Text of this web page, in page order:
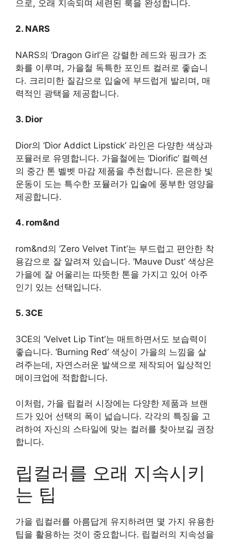
으로, 오래 지속되며 세련된 룩을 완성합니다.
2. NARS
NARS의 ‘Dragon Girl’은 강렬한 레드와 핑크가 조
화를 이루며, 가을철 독특한 포인트 컬러로 좋습니
다. 크리미한 질감으로 입술에 부드럽게 발리며, 매
력적인 광택을 제공합니다.
3. Dior
Dior의 ‘Dior Addict Lipstick’ 라인은 다양한 색상과
포뮬러로 유명합니다. 가을철에는 ‘Diorific’ 컬렉션
의 중간 톤 벨벳 마감 제품을 추천합니다. 은은한 빛
운동이 도는 특수한 포뮬러가 입술에 풍부한 영양을
제공합니다.
4. rom&nd
rom&nd의 ‘Zero Velvet Tint’는 부드럽고 편안한 착
용감으로 잘 알려져 있습니다. ‘Mauve Dust’ 색상은
가을에 잘 어울리는 따뜻한 톤을 가지고 있어 아주
인기 있는 선택입니다.
5. 3CE
3CE의 ‘Velvet Lip Tint’는 매트하면서도 보습력이
좋습니다. ‘Burning Red’ 색상이 가을의 느낌을 살
려주는데, 자연스러운 발색으로 제작되어 일상적인
메이크업에 적합합니다.
이처럼, 가을 립컬러 시장에는 다양한 제품과 브랜
드가 있어 선택의 폭이 넓습니다. 각각의 특징을 고
려하여 자신의 스타일에 맞는 컬러를 찾아보길 권장
합니다.
립컬러를 오래 지속시키
는 팁
가을 립컬러를 아름답게 유지하려면 몇 가지 유용한
팁을 활용하는 것이 중요합니다. 립컬러의 지속성을